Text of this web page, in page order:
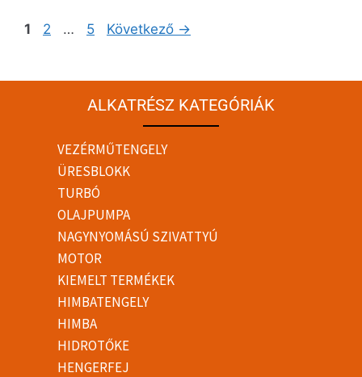
1 2 … 5 Következő →
ALKATRÉSZ KATEGÓRIÁK
VEZÉRMŰTENGELY
ÜRESBLOKK
TURBÓ
OLAJPUMPA
NAGYNYOMÁSÚ SZIVATTYÚ
MOTOR
KIEMELT TERMÉKEK
HIMBATENGELY
HIMBA
HIDROTŐKE
HENGERFEJ